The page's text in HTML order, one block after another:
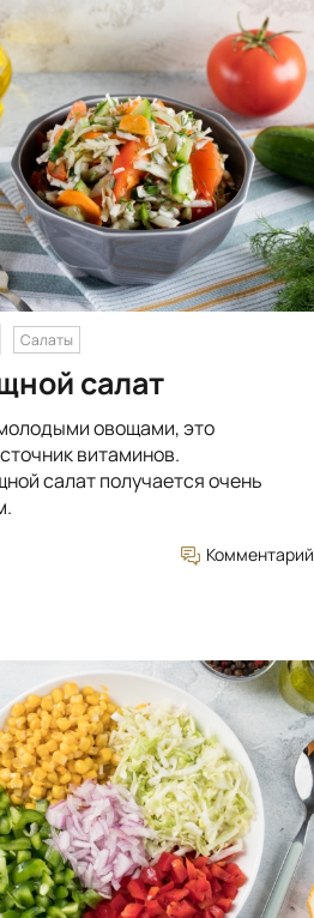
Салаты
салат
oвoщaми, этo
витaминoв.
caлaт получается очень
Комментарий